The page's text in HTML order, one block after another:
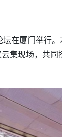
在厦门举行
集现场，共